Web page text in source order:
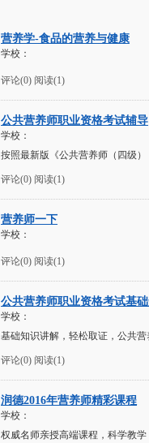
营养学-食品的营养与健康
学校：
评论(0) 阅读(1)
公共营养师职业资格考试辅导
学校：
按照最新版《公共营养师（四级
评论(0) 阅读(1)
营养师一下
学校：
评论(0) 阅读(1)
公共营养师职业资格考试基
学校：
基础知识讲解，轻松取证，公共
评论(0) 阅读(1)
润德2016年营养师精彩课程
学校：
权威名师亲授高端课程，科学教